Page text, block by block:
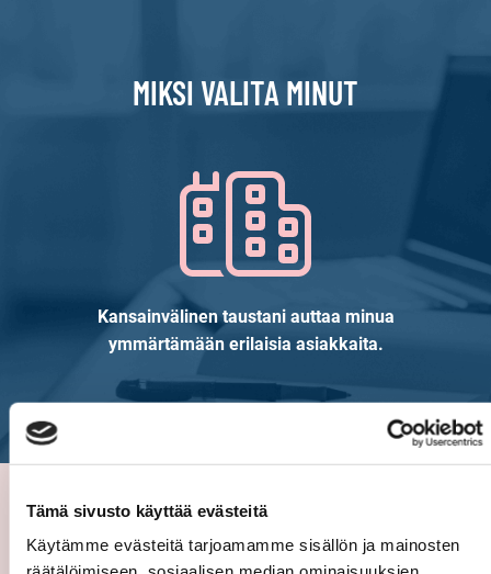
Tämä sivusto käyttää evästeitä
Käytämme evästeitä tarjoamamme sisällön ja mainosten
MIKSI VALITA MINUT
Kansainvälinen taustani auttaa minua
ymmärtämään erilaisia asiakkaita.
Asiakasarvio